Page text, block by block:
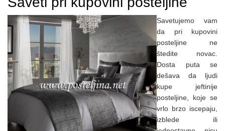
Savetujemo vam
da pri kupovini
posteljine ne
štedite novac.
Dosta puta se
dešava da ljudi
kupe jeftinije
posteljine, koje se
vrlo brzo iscepaju,
izblede ili